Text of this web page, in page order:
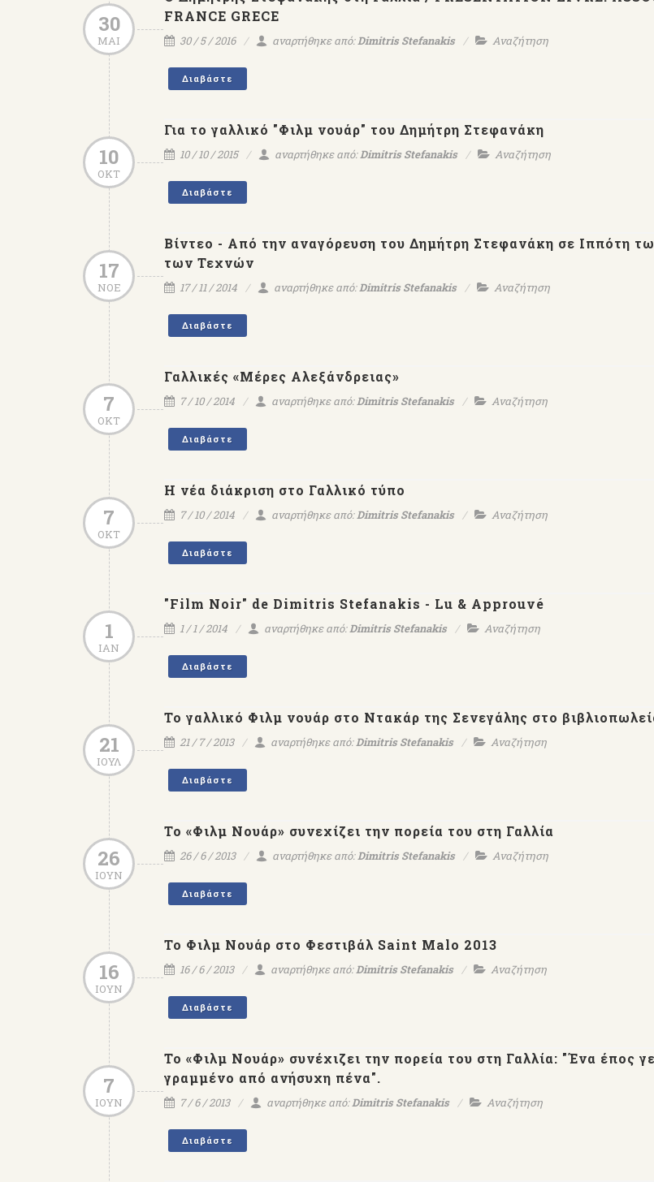
30
ΜΑΙ
FRANCE GRECE
30 / 5 / 2016 αναρτήθηκε από:Dimitris Stefanakis Αναζήτηση
Διαβάστε
10
ΟΚΤ
Για το γαλλικό "Φιλμ νουάρ" του Δημήτρη Στεφανάκη
10 / 10 / 2015 αναρτήθηκε από:Dimitris Stefanakis Αναζήτηση
Διαβάστε
17
ΝΟΕ
Βίντεο - Από την αναγόρευση του Δημήτρη Στεφανάκη σε Ιππότη
των Τεχνών
17 / 11 / 2014 αναρτήθηκε από:Dimitris Stefanakis Αναζήτηση
Διαβάστε
7
ΟΚΤ
Γαλλικές «Μέρες Αλεξάνδρειας»
7 / 10 / 2014 αναρτήθηκε από:Dimitris Stefanakis Αναζήτηση
Διαβάστε
7
ΟΚΤ
Η νέα διάκριση στο Γαλλικό τύπο
7 / 10 / 2014 αναρτήθηκε από:Dimitris Stefanakis Αναζήτηση
Διαβάστε
1
ΙΑΝ
"Film Noir" de Dimitris Stefanakis - Lu & Approuvé
1 / 1 / 2014 αναρτήθηκε από:Dimitris Stefanakis Αναζήτηση
Διαβάστε
21
ΙΟΥΛ
Το γαλλικό Φιλμ νουάρ στο Ντακάρ της Σενεγάλης στο
21 / 7 / 2013 αναρτήθηκε από:Dimitris Stefanakis Αναζήτηση
Διαβάστε
26
ΙΟΥΝ
Το «Φιλμ Νουάρ» συνεχίζει την πορεία του στη Γαλλία
26 / 6 / 2013 αναρτήθηκε από:Dimitris Stefanakis Αναζήτηση
Διαβάστε
16
ΙΟΥΝ
To Φιλμ Νουάρ στο Φεστιβάλ Saint Malo 2013
16 / 6 / 2013 αναρτήθηκε από:Dimitris Stefanakis Αναζήτηση
Διαβάστε
7
ΙΟΥΝ
Το «Φιλμ Νουάρ» συνέχιζει την πορεία του στη Γαλλία: "Ένα έπος
γραμμένο από ανήσυχη πένα".
7 / 6 / 2013 αναρτήθηκε από:Dimitris Stefanakis Αναζήτηση
Διαβάστε
Εκδόσεις ΨΥΧΟΓΙΟΣ - Ο
Δ.Στεφανάκης αναγορεύεται
του Γαλλικού Κράτους
Αλεξάνδρειας-Δημήτρης